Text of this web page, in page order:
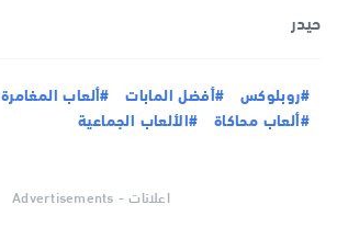
حيدر
#روبلوكس #أفضل المابات
#ألعاب المغامرة
#ألعاب محاكاة
#الألعاب الجماعية
اعلانات - Advertisements